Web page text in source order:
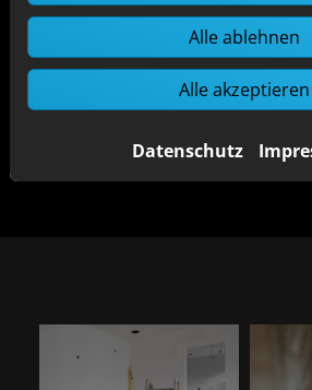
Sie wollen, dass Ihre Immobilie die
Anforderungen an Wohnkomfort,
Nachhaltigkeit erfüllt? MBB
Bahnsen ist Ihr Experte für
in Breklum.
Alle ablehnen
Alle akzeptieren
Datenschutz